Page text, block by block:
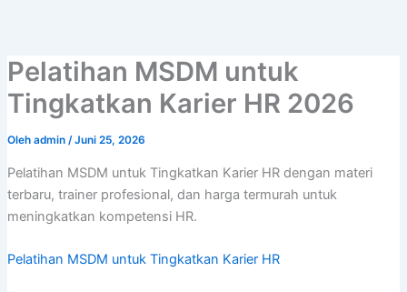
Pelatihan MSDM untuk
Tingkatkan Karier HR 2026
Oleh admin /Juni 25, 2026
Pelatihan MSDM untuk Tingkatkan Karier HR dengan materi
terbaru, trainer profesional, dan harga termurah untuk
meningkatkan kompetensi HR.
Pelatihan MSDM untuk Tingkatkan Karier HR